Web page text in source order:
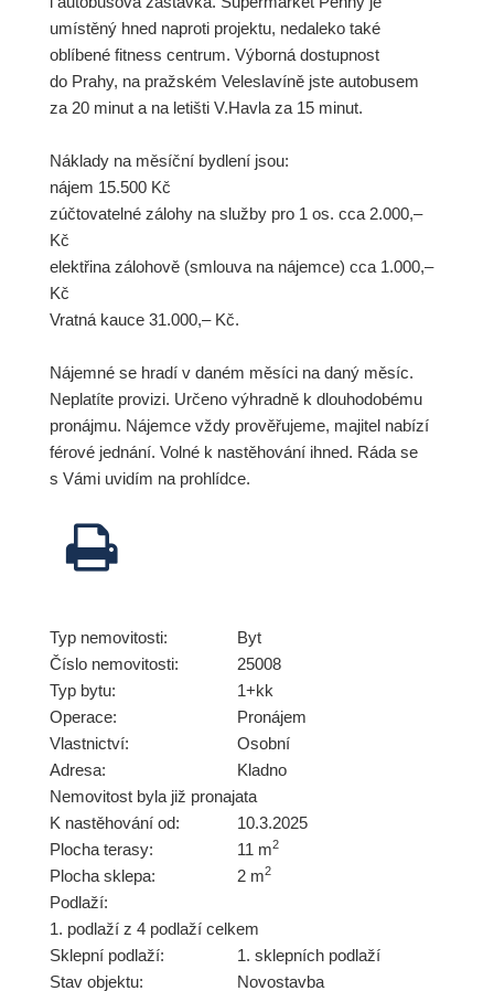
umístěný hned naproti projektu, nedaleko také
oblíbené fitness centrum. Výborná dostupnost
do Prahy, na pražském Veleslavíně jste autobusem
za 20 minut a na letišti V.Havla za 15 minut.
Náklady na měsíční bydlení jsou:
nájem 15.500 Kč
zúčtovatelné zálohy na služby pro 1 os. cca 2.000,–
Kč
elektřina zálohově (smlouva na nájemce) cca 1.000,–
Kč
Vratná kauce 31.000,– Kč.
Nájemné se hradí v daném měsíci na daný měsíc.
Neplatíte provizi. Určeno výhradně k dlouhodobému
pronájmu. Nájemce vždy prověřujeme, majitel nabízí
férové jednání. Volné k nastěhování ihned. Ráda se
s Vámi uvidím na prohlídce.
Typ nemovitosti:
Byt
Číslo nemovitosti:
25008
Typ bytu:
1+kk
Operace:
Pronájem
Vlastnictví:
Osobní
Adresa:
Kladno
Nemovitost byla již pronajata
K nastěhování od:
10.3.2025
Plocha terasy:
11 m2
Plocha sklepa: 2 m2
Podlaží:
1. podlaží z 4 podlaží celkem
Sklepní podlaží:
1. sklepních podlaží
Stav objektu:
Novostavba